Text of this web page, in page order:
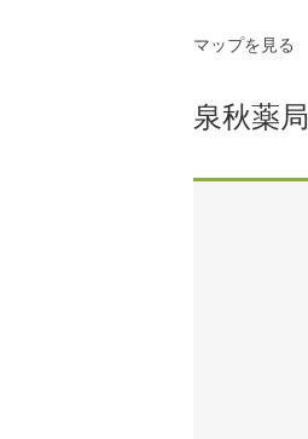
マップを見る
泉秋薬局